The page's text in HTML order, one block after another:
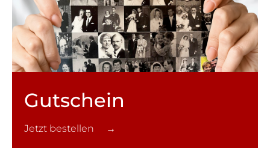
Gutschein
Jetzt bestellen →